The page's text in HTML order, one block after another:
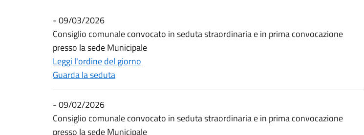
- 09/03/2026
Consiglio comunale convocato in seduta straordinaria e in prima convocazione
presso la sede Municipale
Leggi l'ordine del giorno
Guarda la seduta
- 09/02/2026
Consiglio comunale convocato in seduta straordinaria e in prima convocazione
presso la sede Municipale